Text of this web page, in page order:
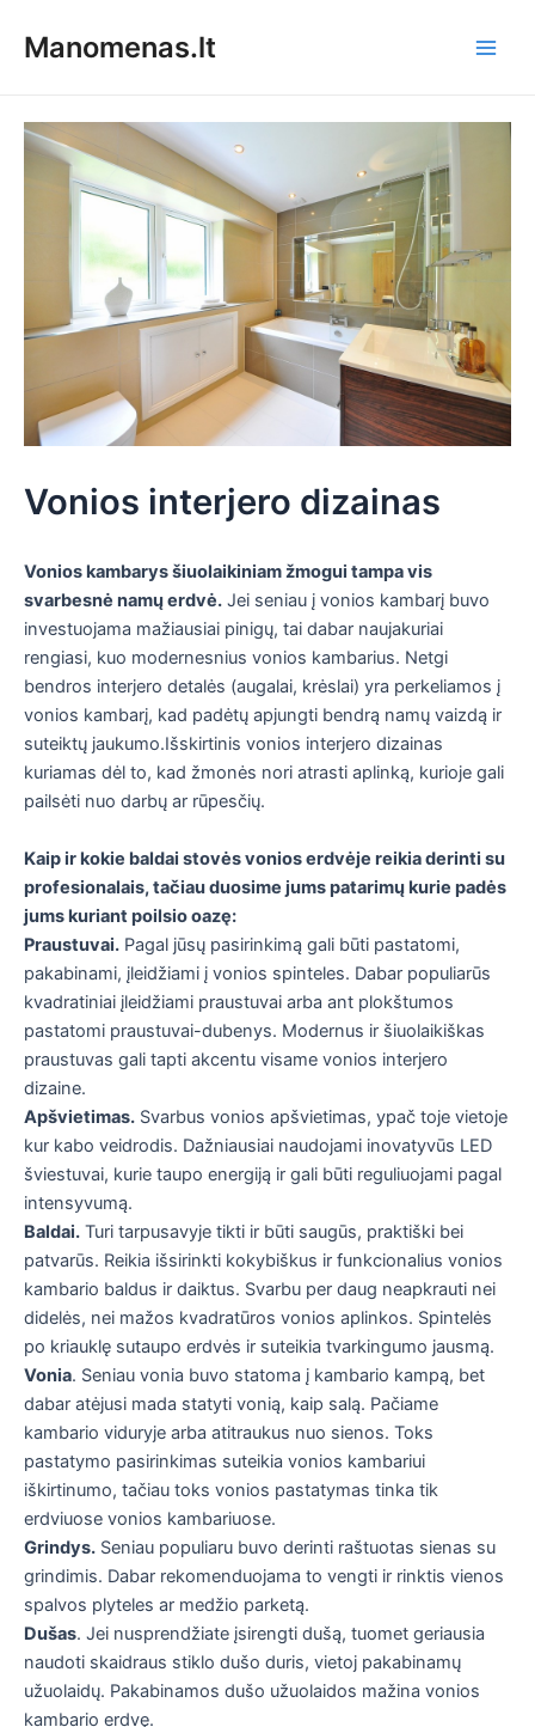
prieManomenas.lt
Vonios interjero dizainas
Vonios kambarys šiuolaikiniam žmogui tampa vis
svarbesnė namų erdvė. Jei seniau į vonios kambarį buvo
investuojama mažiausiai pinigų, tai dabar naujakuriai
rengiasi, kuo modernesnius vonios kambarius. Netgi
bendros interjero detalės (augalai, krėslai) yra perkeliamos į
vonios kambarį, kad padėtų apjungti bendrą namų vaizdą ir
suteiktų jaukumo.Išskirtinis vonios interjero dizainas
kuriamas dėl to, kad žmonės nori atrasti aplinką, kurioje gali
pailsėti nuo darbų ar rūpesčių.
Kaip ir kokie baldai stovės vonios erdvėje reikia derinti su
profesionalais, tačiau duosime jums patarimų kurie padės
jums kuriant poilsio oazę:
Praustuvai. Pagal jūsų pasirinkimą gali būti pastatomi,
pakabinami, įleidžiami į vonios spinteles. Dabar populiarūs
kvadratiniai įleidžiami praustuvai arba ant plokštumos
pastatomi praustuvai-dubenys. Modernus ir šiuolaikiškas
praustuvas gali tapti akcentu visame vonios interjero
dizaine.
Apšvietimas. Svarbus vonios apšvietimas, ypač toje vietoje
kur kabo veidrodis. Dažniausiai naudojami inovatyvūs LED
šviestuvai, kurie taupo energiją ir gali būti reguliuojami pagal
intensyvumą.
Baldai. Turi tarpusavyje tikti ir būti saugūs, praktiški bei
patvarūs. Reikia išsirinkti kokybiškus ir funkcionalius vonios
kambario baldus ir daiktus. Svarbu per daug neapkrauti nei
didelės, nei mažos kvadratūros vonios aplinkos. Spintelės
po kriauklę sutaupo erdvės ir suteikia tvarkingumo jausmą.
Vonia. Seniau vonia buvo statoma į kambario kampą, bet
dabar atėjusi mada statyti vonią, kaip salą. Pačiame
kambario viduryje arba atitraukus nuo sienos. Toks
pastatymo pasirinkimas suteikia vonios kambariui
iškirtinumo, tačiau toks vonios pastatymas tinka tik
erdviuose vonios kambariuose.
Grindys. Seniau populiaru buvo derinti raštuotas sienas su
grindimis. Dabar rekomenduojama to vengti ir rinktis vienos
spalvos plyteles ar medžio parketą.
Dušas. Jei nusprendžiate įsirengti dušą, tuomet geriausia
naudoti skaidraus stiklo dušo duris, vietoj pakabinamų
užuolaidų. Pakabinamos dušo užuolaidos mažina vonios
kambario erdvę.